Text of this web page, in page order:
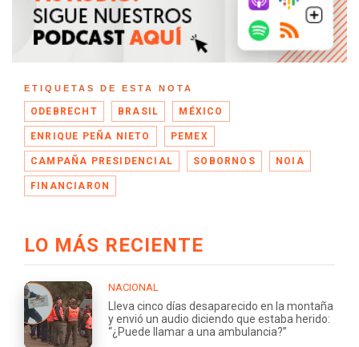
ETIQUETAS DE ESTA NOTA
ODEBRECHT BRASIL MÉXICO
ENRIQUE PEÑA NIETO PEMEX
CAMPAÑA PRESIDENCIAL SOBORNOS NOIA
FINANCIARON
LO MÁS RECIENTE
NACIONAL
Lleva cinco días desaparecido en la montaña
y envió un audio diciendo que estaba herido:
“¿Puede llamar a una ambulancia?”